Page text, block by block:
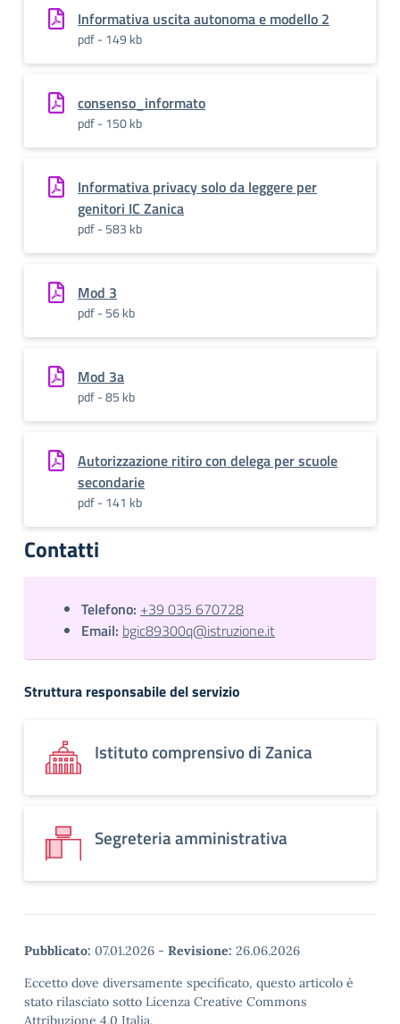
Informativa uscita autonoma e modello 2
pdf - 149 kb
consenso_informato
pdf - 150 kb
Informativa privacy solo da leggere per
genitori IC Zanica
pdf - 583 kb
Mod 3
pdf - 56 kb
Mod 3a
pdf - 85 kb
Autorizzazione ritiro con delega per scuole
secondarie
pdf - 141 kb
Contatti
Telefono: +39 035 670728
Email: bgic89300q@istruzione.it
Struttura responsabile del servizio
Istituto comprensivo di Zanica
Segreteria amministrativa
Pubblicato: 07.01.2026 - Revisione: 26.06.2026
Eccetto dove diversamente specificato, questo articolo è
stato rilasciato sotto Licenza Creative Commons
Attribuzione 4.0 Italia.